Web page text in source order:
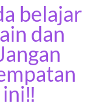
belajar
dan